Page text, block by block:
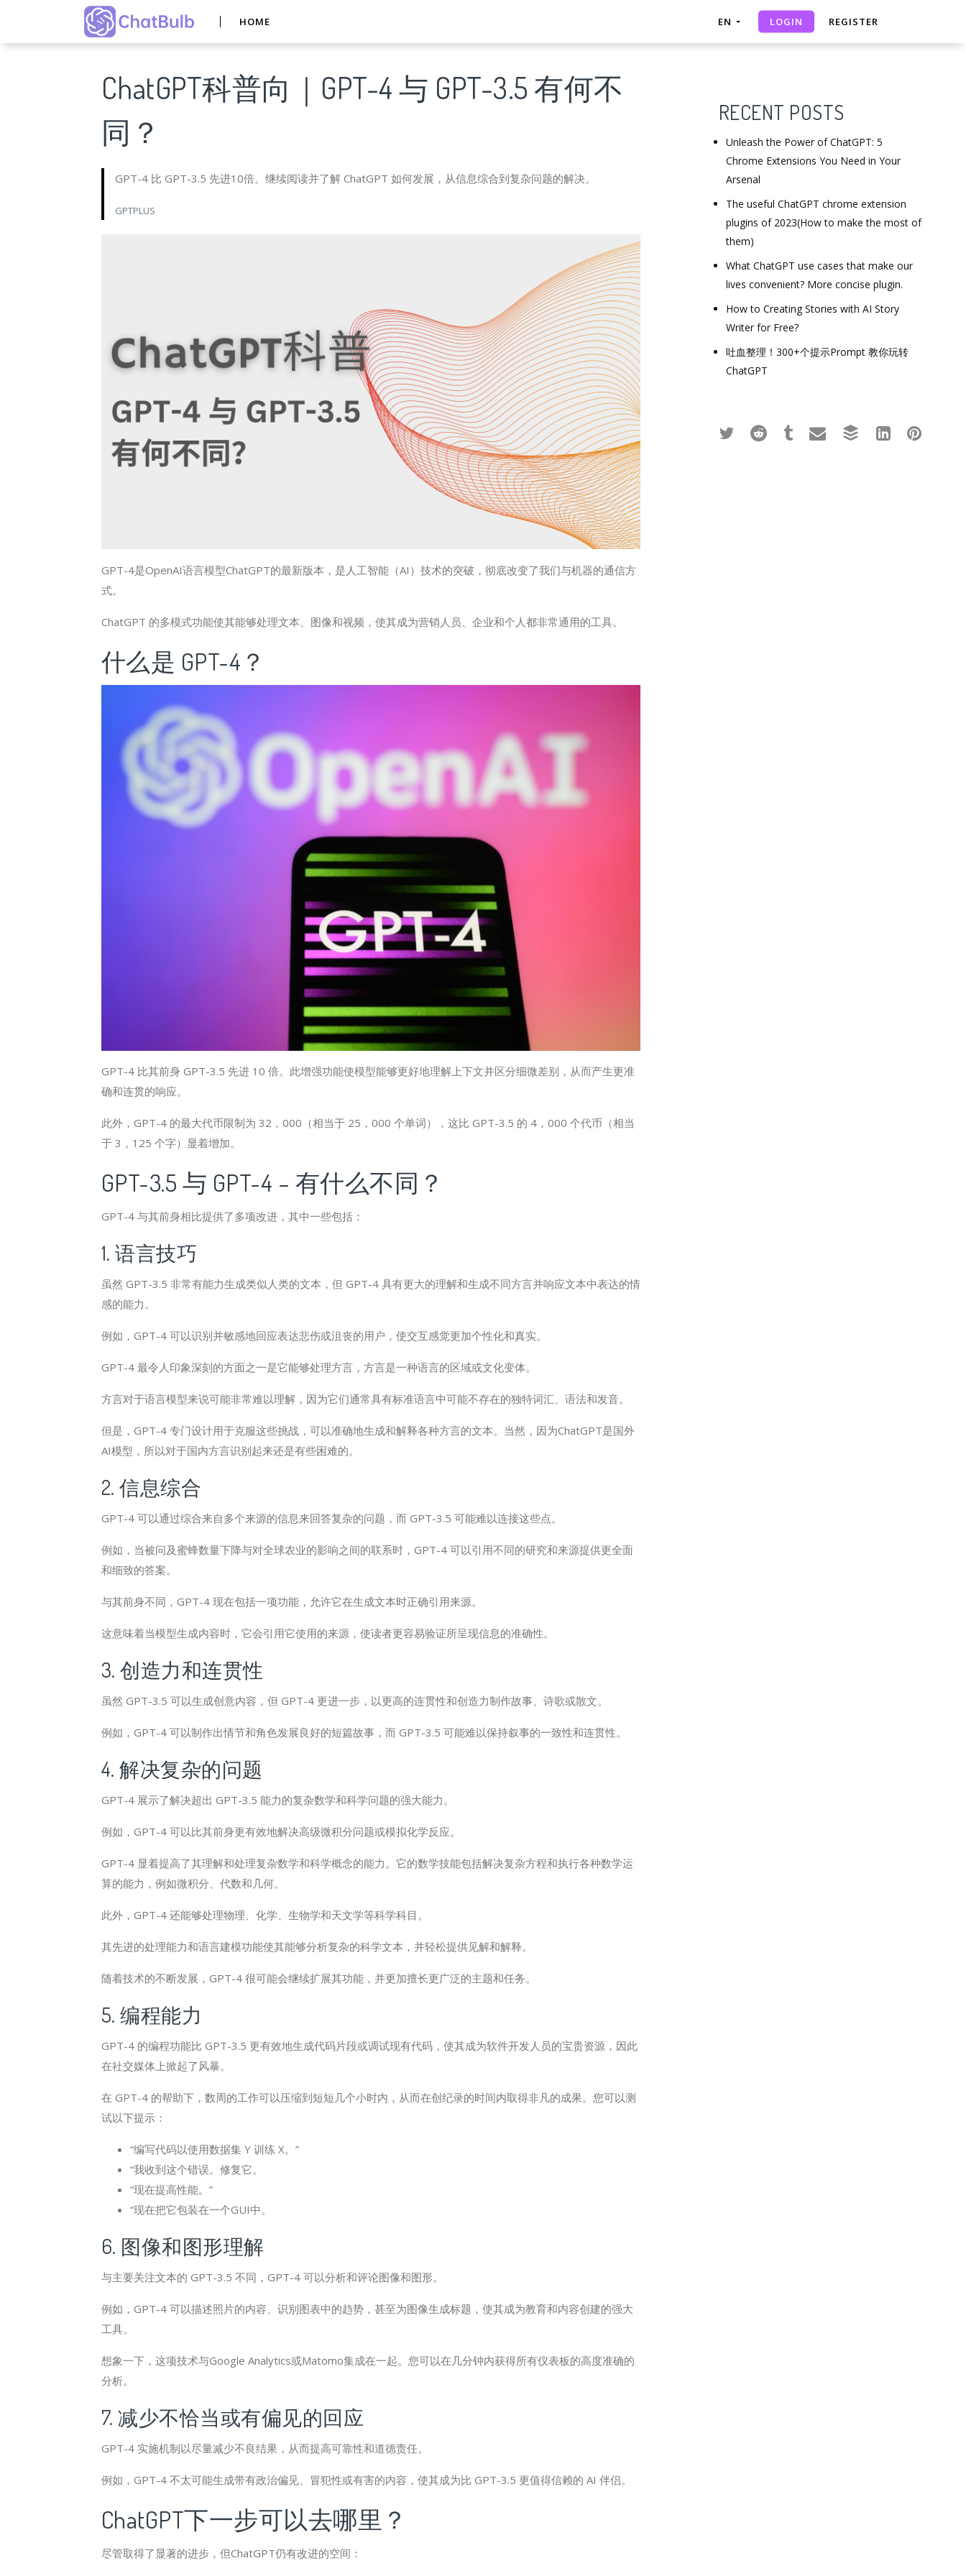
HOME EN LOGIN REGISTER
ChatGPT科普向｜GPT-4 与 GPT-3.5 有何不
同？
GPT-4 比 GPT-3.5 先进10倍。继续阅读并了解 ChatGPT 如何发展，从信息综合到复杂问题的解决。
GPTPLUS
GPT-4是OpenAI语言模型ChatGPT的最新版本，是人工智能（AI）技术的突破，彻底改变了我们与机器的通信方
式。
ChatGPT 的多模式功能使其能够处理文本、图像和视频，使其成为营销人员、企业和个人都非常通用的工具。
什么是 GPT-4？
GPT-4 比其前身 GPT-3.5 先进 10 倍。此增强功能使模型能够更好地理解上下文并区分细微差别，从而产生更准
确和连贯的响应。
此外，GPT-4 的最大代币限制为 32，000（相当于 25，000 个单词），这比 GPT-3.5 的 4，000 个代币（相当
于 3，125 个字）显着增加。
GPT-3.5 与 GPT-4 – 有什么不同？
GPT-4 与其前身相比提供了多项改进，其中一些包括：
1. 语言技巧
虽然 GPT-3.5 非常有能力生成类似人类的文本，但 GPT-4 具有更大的理解和生成不同方言并响应文本中表达的情
感的能力。
例如，GPT-4 可以识别并敏感地回应表达悲伤或沮丧的用户，使交互感觉更加个性化和真实。
GPT-4 最令人印象深刻的方面之一是它能够处理方言，方言是一种语言的区域或文化变体。
方言对于语言模型来说可能非常难以理解，因为它们通常具有标准语言中可能不存在的独特词汇、语法和发音。
但是，GPT-4 专门设计用于克服这些挑战，可以准确地生成和解释各种方言的文本。当然，因为ChatGPT是国外
AI模型，所以对于国内方言识别起来还是有些困难的。
2. 信息综合
GPT-4 可以通过综合来自多个来源的信息来回答复杂的问题，而 GPT-3.5 可能难以连接这些点。
例如，当被问及蜜蜂数量下降与对全球农业的影响之间的联系时，GPT-4 可以引用不同的研究和来源提供更全面
和细致的答案。
与其前身不同，GPT-4 现在包括一项功能，允许它在生成文本时正确引用来源。
这意味着当模型生成内容时，它会引用它使用的来源，使读者更容易验证所呈现信息的准确性。
3. 创造力和连贯性
虽然 GPT-3.5 可以生成创意内容，但 GPT-4 更进一步，以更高的连贯性和创造力制作故事、诗歌或散文。
例如，GPT-4 可以制作出情节和角色发展良好的短篇故事，而 GPT-3.5 可能难以保持叙事的一致性和连贯性。
4. 解决复杂的问题
GPT-4 展示了解决超出 GPT-3.5 能力的复杂数学和科学问题的强大能力。
例如，GPT-4 可以比其前身更有效地解决高级微积分问题或模拟化学反应。
GPT-4 显着提高了其理解和处理复杂数学和科学概念的能力。它的数学技能包括解决复杂方程和执行各种数学运
算的能力，例如微积分、代数和几何。
此外，GPT-4 还能够处理物理、化学、生物学和天文学等科学科目。
其先进的处理能力和语言建模功能使其能够分析复杂的科学文本，并轻松提供见解和解释。
随着技术的不断发展，GPT-4 很可能会继续扩展其功能，并更加擅长更广泛的主题和任务。
5. 编程能力
GPT-4 的编程功能比 GPT-3.5 更有效地生成代码片段或调试现有代码，使其成为软件开发人员的宝贵资源，因此
在社交媒体上掀起了风暴。
在 GPT-4 的帮助下，数周的工作可以压缩到短短几个小时内，从而在创纪录的时间内取得非凡的成果。您可以测
试以下提示：
“编写代码以使用数据集 Y 训练 X。”
“我收到这个错误。修复它。
“现在提高性能。”
“现在把它包装在一个GUI中。
6. 图像和图形理解
与主要关注文本的 GPT-3.5 不同，GPT-4 可以分析和评论图像和图形。
例如，GPT-4 可以描述照片的内容、识别图表中的趋势，甚至为图像生成标题，使其成为教育和内容创建的强大
工具。
想象一下，这项技术与Google Analytics或Matomo集成在一起。您可以在几分钟内获得所有仪表板的高度准确的
分析。
7. 减少不恰当或有偏见的回应
GPT-4 实施机制以尽量减少不良结果，从而提高可靠性和道德责任。
例如，GPT-4 不太可能生成带有政治偏见、冒犯性或有害的内容，使其成为比 GPT-3.5 更值得信赖的 AI 伴侣。
ChatGPT下一步可以去哪里？
尽管取得了显著的进步，但ChatGPT仍有改进的空间：
RECENT POSTS
Unleash the Power of ChatGPT: 5
Chrome Extensions You Need in Your
Arsenal
The useful ChatGPT chrome extension
plugins of 2023(How to make the most of
them)
What ChatGPT use cases that make our
lives convenient? More concise plugin.
How to Creating Stories with AI Story
Writer for Free?
吐血整理！300+个提示Prompt 教你玩转
ChatGPT